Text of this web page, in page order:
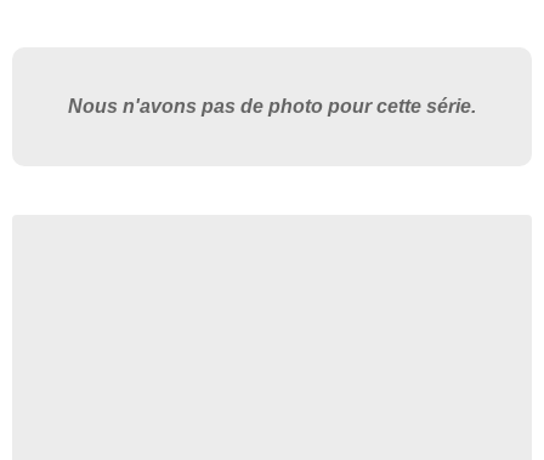
Nous n'avons pas de photo pour cette série.